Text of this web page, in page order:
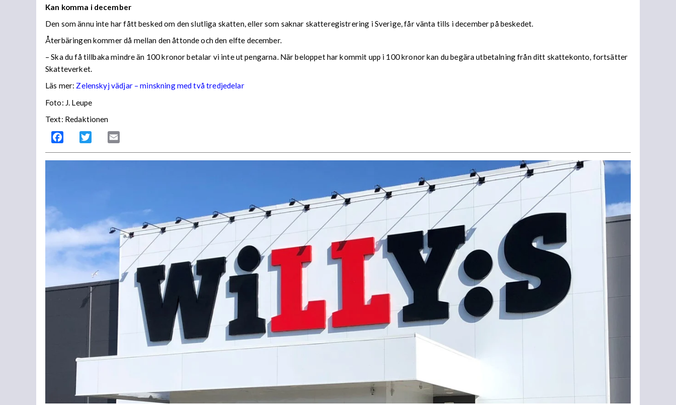
Kan komma i december
Den som ännu inte har fått besked om den slutliga skatten, eller som saknar skatteregistrering i Sverige, får vänta tills i december på beskedet.
Återbäringen kommer då mellan den åttonde och den elfte december.
– Ska du få tillbaka mindre än 100 kronor betalar vi inte ut pengarna. När beloppet har kommit upp i 100 kronor kan du begära utbetalning från ditt skattekonto, fortsätter
Skatteverket.
Läs mer: Zelenskyj vädjar – minskning med två tredjedelar
Foto: J. Leupe
Text: Redaktionen
Facebook Twitter